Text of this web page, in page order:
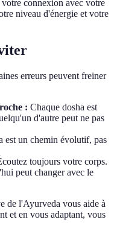
connexion avec votre
niveau d'énergie et votre
erreurs peuvent freiner
: Chaque dosha est
d'autre peut ne pas
est un chemin évolutif, pas
toujours votre corps.
peut changer avec le
de l'Ayurveda vous aide à
et en vous adaptant, vous